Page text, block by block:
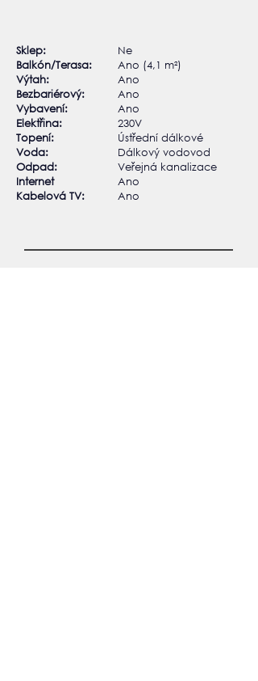
Sklep:​
Balkón/Terasa:
Výtah:
Bezbariérový:
Vybavení:
Elektřina:
Topení:
Voda:
Odpad:
Internet
Kabelová TV:
Ne
Ano (4,1 m²)
Ano
Ano
Ano
230V
Ústřední dálkové
Dálkový vodovod
Veřejná kanalizace
Ano
Ano